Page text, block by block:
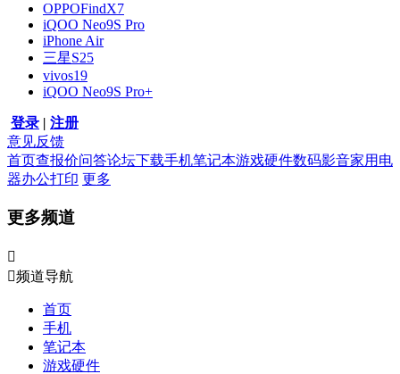
OPPOFindX7
iQOO Neo9S Pro
iPhone Air
三星S25
vivos19
iQOO Neo9S Pro+
登录 | 注册
意见反馈
首页查报价问答论坛下载手机笔记本游戏硬件数码影音家用电
器办公打印 更多
更多频道

频道导航
首页
手机
笔记本
游戏硬件